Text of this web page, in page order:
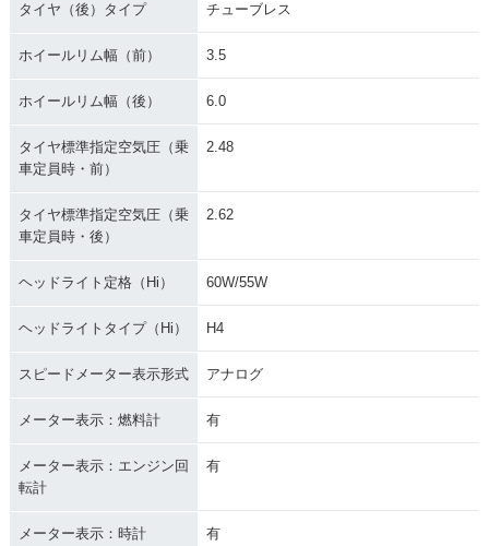
タイヤ（後）タイプ チューブレス
ホイールリム幅（前） 3.5
ホイールリム幅（後） 6.0
タイヤ標準指定空気圧（乗
車定員時・前）
2.48
タイヤ標準指定空気圧（乗
車定員時・後）
2.62
ヘッドライト定格（Hi） 60W/55W
ヘッドライトタイプ（Hi） H4
スピードメーター表示形式 アナログ
メーター表示：燃料計 有
メーター表示：エンジン回
転計
有
メーター表示：時計 有